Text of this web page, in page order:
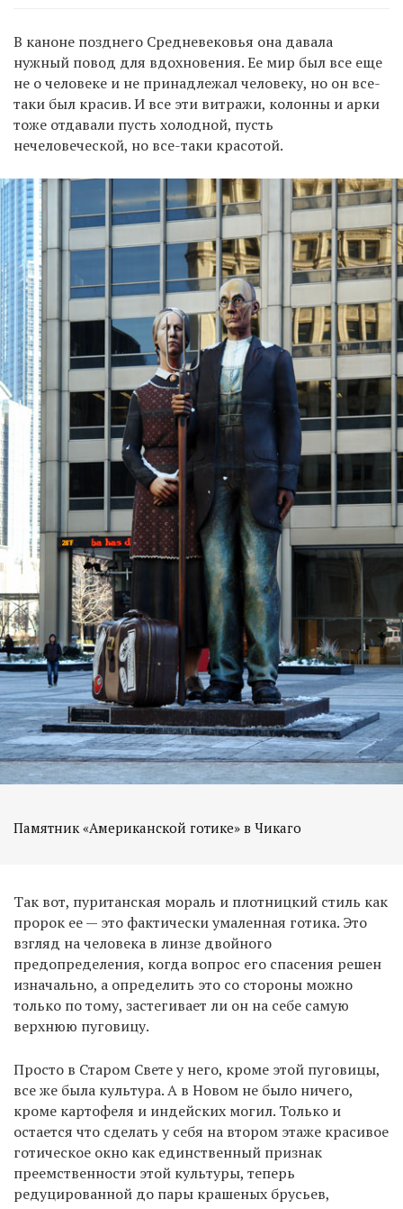
В каноне позднего Средневековья она давала
нужный повод для вдохновения. Ее мир был все еще
не о человеке и не принадлежал человеку, но он все-
таки был красив. И все эти витражи, колонны и арки
тоже отдавали пусть холодной, пусть
нечеловеческой, но все-таки красотой.
Памятник «Американской готике» в Чикаго
Так вот, пуританская мораль и плотницкий стиль как
пророк ее — это фактически умаленная готика. Это
взгляд на человека в линзе двойного
предопределения, когда вопрос его спасения решен
изначально, а определить это со стороны можно
только по тому, застегивает ли он на себе самую
верхнюю пуговицу.
Просто в Старом Свете у него, кроме этой пуговицы,
все же была культура. А в Новом не было ничего,
кроме картофеля и индейских могил. Только и
остается что сделать у себя на втором этаже красивое
готическое окно как единственный признак
преемственности этой культуры, теперь
редуцированной до пары крашеных брусьев,